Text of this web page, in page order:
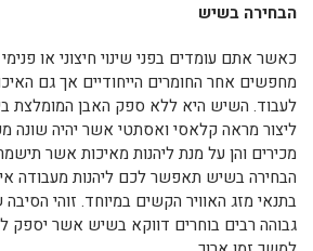
הבחירה בשיש
כאשר אתם עומדים בפני שינוי חיצוני או
מחפשים אחר החומרים הייחודיים אך גם
לעבוד. השיש היא ללא ספק האבן המומלצת
ליצור מראה קלאסי ואסתטי אשר יהיה
מכירים והן על מנת ליהנות מאיכות אשר
הבחירה בשיש תאפשר לכם ליהנות מעבודה
בתנאי מזג האוויר הקשים במיוחד. זוהי
גבוהה רבים בוחרים דווקא בשיש אשר יספק